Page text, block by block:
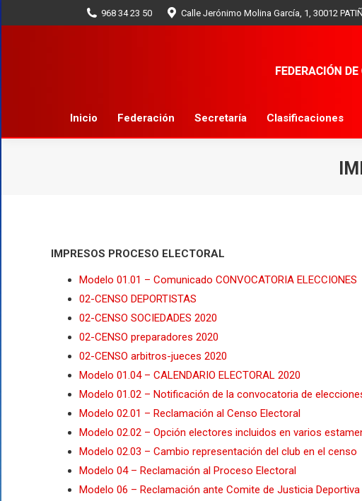
968 34 23 50 Calle Jerónimo Molina García, 1, 30012
Inicio Federación Secretaría Clasificaciones
IMPRESOS PROCESO ELECTORAL
Modelo 01.01 – Comunicado CONVOCATORIA ELECCIONES
02-CENSO DEPORTISTAS
02-CENSO SOCIEDADES 2020
02-CENSO preparadores 2020
02-CENSO arbitros-jueces 2020
Modelo 01.04 – CALENDARIO ELECTORAL 2020
Modelo 01.02 – Notificación de la convocatoria de
Modelo 02.01 – Reclamación al Censo Electoral
Modelo 02.02 – Opción electores incluidos en varios
Modelo 02.03 – Cambio representación del club en el censo
Modelo 04 – Reclamación al Proceso Electoral
Modelo 06 – Reclamación ante Comite de Justicia Deportiva
Inicio Federación Secretaría